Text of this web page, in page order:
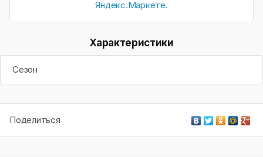
Характеристики
Сезон
Поделиться